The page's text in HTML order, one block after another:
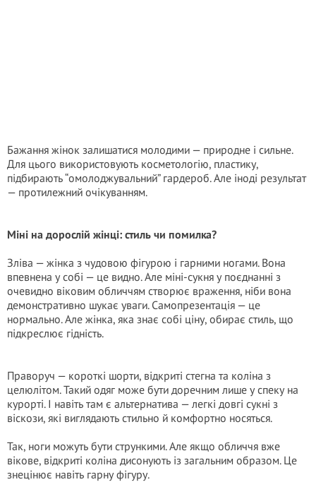
Бажання жінок залишатися молодими — природне і сильне.
Для цього використовують косметологію, пластику,
підбирають “омолоджувальний” гардероб. Але іноді результат
— протилежний очікуванням.
Міні на дорослій жінці: стиль чи помилка?
Зліва — жінка з чудовою фігурою і гарними ногами. Вона
впевнена у собі — це видно. Але міні-сукня у поєднанні з
очевидно віковим обличчям створює враження, ніби вона
демонстративно шукає уваги. Самопрезентація — це
нормально. Але жінка, яка знає собі ціну, обирає стиль, що
підкреслює гідність.
Праворуч — короткі шорти, відкриті стегна та коліна з
целюлітом. Такий одяг може бути доречним лише у спеку на
курорті. І навіть там є альтернатива — легкі довгі сукні з
віскози, які виглядають стильно й комфортно носяться.
Так, ноги можуть бути стрункими. Але якщо обличчя вже
вікове, відкриті коліна дисонують із загальним образом. Це
знецінює навіть гарну фігуру.